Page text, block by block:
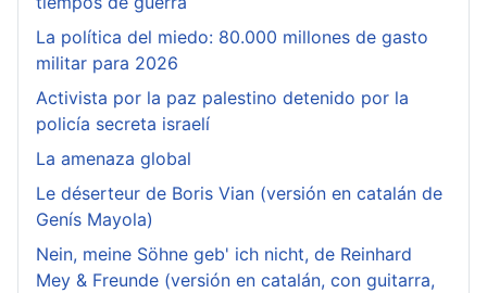
La política del miedo: 80.000 millones de gasto
militar para 2026
Activista por la paz palestino detenido por la
policía secreta israelí
La amenaza global
Le déserteur de Boris Vian (versión en catalán de
Genís Mayola)
Nein, meine Söhne geb' ich nicht, de Reinhard
Mey & Freunde (versión en catalán, con guitarra,